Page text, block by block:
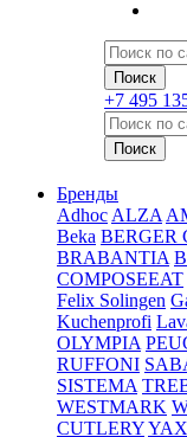
+7 495
Бренды
Adhoc ALZA
Beka BERGER
BRABANTIA
COMPOSEEAT
Felix Solingen
Kuchenprofi
OLYMPIA
RUFFONI
SISTEMA
WESTMARK
CUTLERY